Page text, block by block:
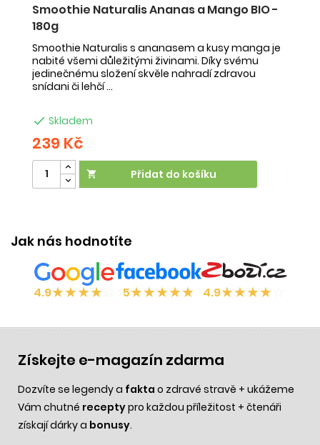
Smoothie Naturalis Ananas a Mango BIO -
180g
Smoothie Naturalis s ananasem a kusy manga je
nabité všemi důležitými živinami. Díky svému
jedinečnému složení skvěle nahradí zdravou
snídani či lehčí ...
 Skladem
239 Kč
 Přidat do košíku
Jak nás hodnotíte
4.9★★★★ 5★★★★★ 4.9★★★★
Získejte e-magazín zdarma
Dozvíte se legendy a fakta o zdravé stravě + ukážeme
Vám chutné receptypro každou příležitost + čtenáři
získají dárky a bonusy.